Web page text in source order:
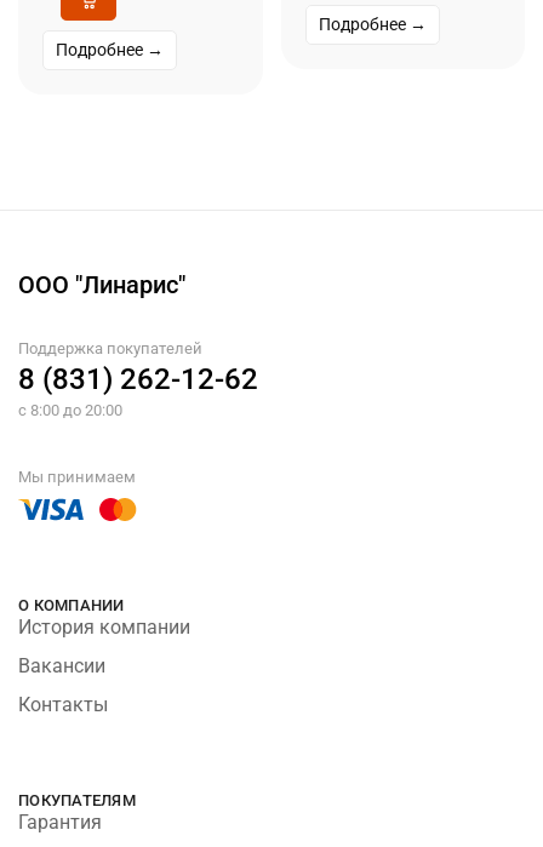
Подробнее →
Подробнее →
ООО "Линарис"
Поддержка покупателей
8 (831) 262-12-62
с 8:00 до 20:00
Мы принимаем
О КОМПАНИИ
История компании
Вакансии
Контакты
ПОКУПАТЕЛЯМ
Гарантия